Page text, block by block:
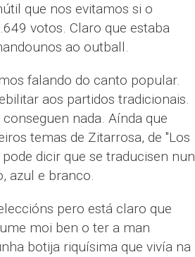
que nos evitamos si o
votos. Claro que estaba
ao outball.
falando do canto popular.
aos partidos tradicionais.
nada. Aínda que
temas de Zitarrosa, de "Los
dicir que se traducisen nun
azul e branco.
pero está claro que
moi ben o ter a man
botija riquísima que vivía na